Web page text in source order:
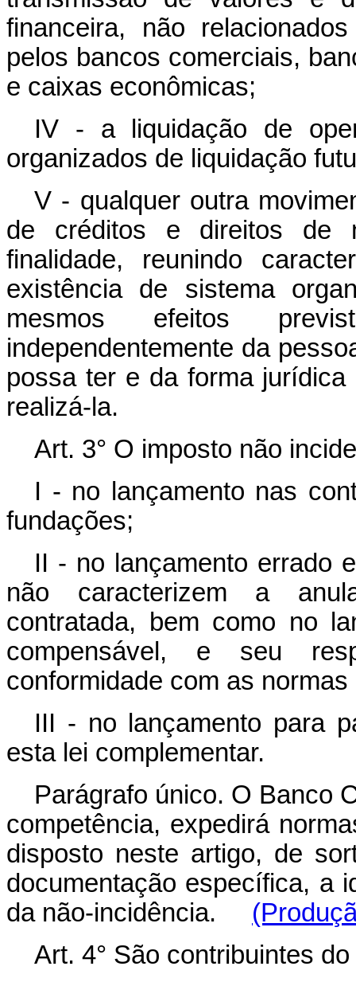
financeira, não
pelos bancos comerciais,
e caixas econômicas;
IV - a liquidação de
organizados de liquidação
V - qualquer outra
de créditos e direitos de
finalidade, reunindo
existência de sistema
mesmos efeitos
independentemente da
possa ter e da forma
realizá-la.
Art. 3° O imposto não
I - no lançamento nas
fundações;
II - no lançamento errado
não caracterizem a
contratada, bem como no
compensável, e seu
conformidade com as
III - no lançamento para
esta lei complementar.
Parágrafo único. O Banco
competência, expedirá
disposto neste artigo, de
documentação específica, a
da não-incidência.
Art. 4° São contribuintes